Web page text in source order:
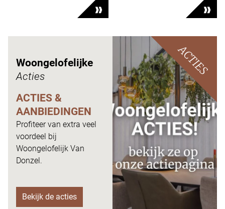
Woongelofelijke
Acties
ACTIES &
AANBIEDINGEN
Profiteer van extra veel
voordeel bij
Woongelofelijk Van
Donzel.
Bekijk de acties
ACTIES